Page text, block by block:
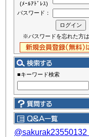
(ﾒｰﾙｱﾄﾞﾚｽ)
パスワード：
※パスワードを忘れた方は
■キーワード検索
@sakurak23550132